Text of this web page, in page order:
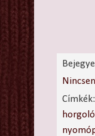
Címkék: